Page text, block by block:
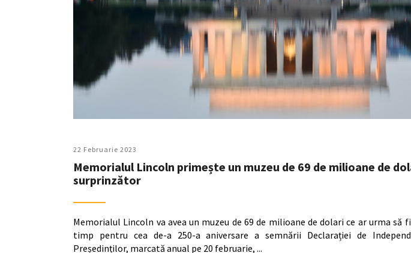
22 Februarie 2023
Memorialul Lincoln primește un muzeu de 69 de milioane de
surprinzător
Memorialul Lincoln va avea un muzeu de 69 de milioane de dolari ce ar urma să
timp pentru cea de-a 250-a aniversare a semnării Declarației de
Președinților, marcată anual pe 20 februarie,